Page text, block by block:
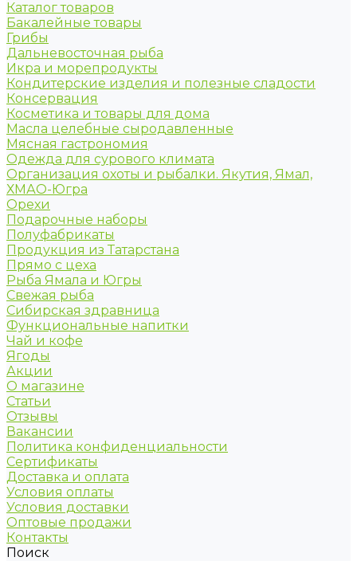
Каталог товаров
Бакалейные товары
Грибы
Дальневосточная рыба
Икра и морепродукты
Кондитерские изделия и полезные сладости
Консервация
Косметика и товары для дома
Масла целебные сыродавленные
Мясная гастрономия
Одежда для сурового климата
Организация охоты и рыбалки. Якутия, Ямал,
ХМАО-Югра
Орехи
Подарочные наборы
Полуфабрикаты
Продукция из Татарстана
Прямо с цеха
Рыба Ямала и Югры
Свежая рыба
Сибирская здравница
Функциональные напитки
Чай и кофе
Ягоды
Акции
О магазине
Статьи
Отзывы
Вакансии
Политика конфиденциальности
Сертификаты
Доставка и оплата
Условия оплаты
Условия доставки
Оптовые продажи
Контакты
Поиск